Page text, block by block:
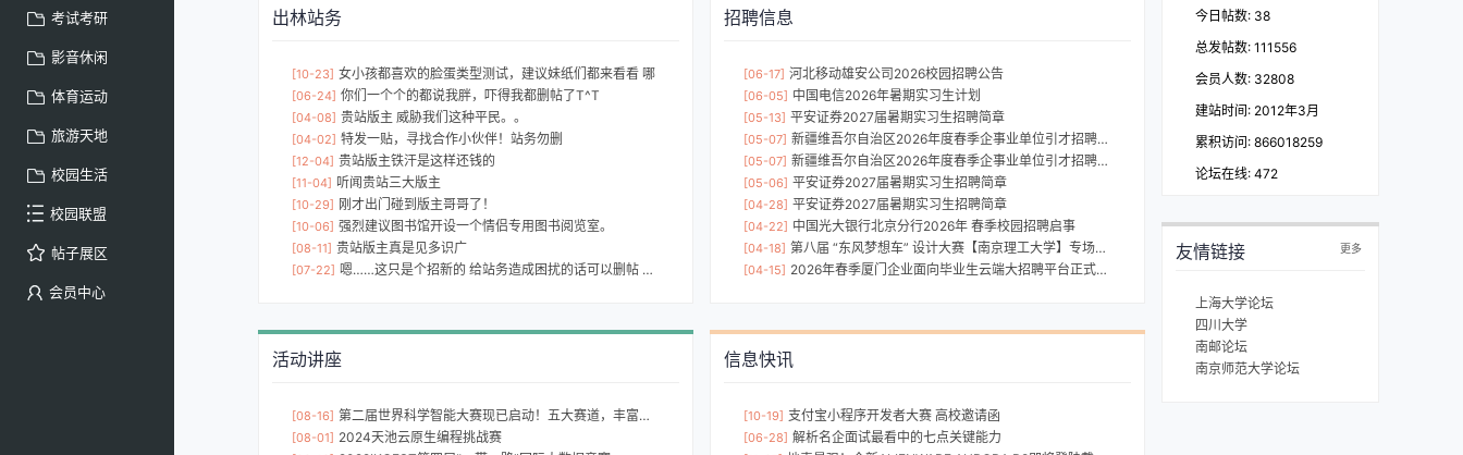
考试考研
影音休闲
体育运动
旅游天地
校园生活
校园联盟
帖子展区
会员中心
出林站务
[10-23] 女小孩都喜欢的脸蛋类型测试，建议妹纸们都来看看 哪
[06-24] 你们一个个的都说我胖，吓得我都删帖了T^T
[04-08] 贵站版主 威胁我们这种平民。。
[04-02] 特发一贴，寻找合作小伙伴！站务勿删
[12-04] 贵站版主铁汗是这样还钱的
[11-04] 听闻贵站三大版主
[10-29] 刚才出门碰到版主哥哥了！
[10-06] 强烈建议图书馆开设一个情侣专用图书阅览室。
[08-11] 贵站版主真是见多识广
[07-22] 嗯……这只是个招新的 给站务造成困扰的话可以删帖 望支持
招聘信息
[06-17] 河北移动雄安公司2026校园招聘公告
[06-05] 中国电信2026年暑期实习生计划
[05-13] 平安证券2027届暑期实习生招聘简章
[05-07] 新疆维吾尔自治区2026年度春季企事业单位引才招聘活动正式启动
[05-07] 新疆维吾尔自治区2026年度春季企事业单位引才招聘活动...
[05-06] 平安证券2027届暑期实习生招聘简章
[04-28] 平安证券2027届暑期实习生招聘简章
[04-22] 中国光大银行北京分行2026年 春季校园招聘启事
[04-18] 第八届 “东风梦想车” 设计大赛【南京理工大学】专场来啦！
[04-15] 2026年春季厦门企业面向毕业生云端大招聘平台正式上线
活动讲座
[08-16] 第二届世界科学智能大赛现已启动！五大赛道，丰富选题，百万奖金等你来瓜分！
[08-01] 2024天池云原生编程挑战赛
信息快讯
[10-19] 支付宝小程序开发者大赛 高校邀请函
[06-28] 解析名企面试最看中的七点关键能力
今日帖数: 38
总发帖数: 111556
会员人数: 32808
建站时间: 2012年3月
累积访问: 866018259
论坛在线: 472
友情链接 更多
上海大学论坛
四川大学
南邮论坛
南京师范大学论坛